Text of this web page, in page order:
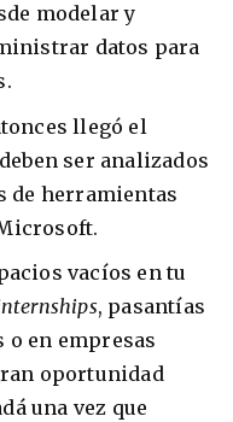
modelar y
datos para
llegó el
ser analizados
de herramientas
vacíos en tu
, pasantías
en empresas
oportunidad
una vez que